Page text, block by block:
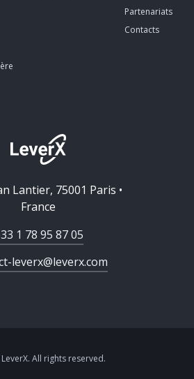
Partenariats
Contacts
Lantier, 75001 Paris •
France
1 78 95 87 05
leverx@leverx.com
All rights reserved.